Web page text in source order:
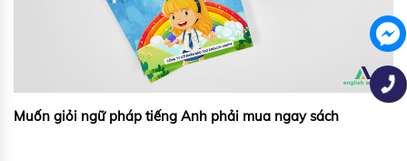
Muốn giỏi ngữ pháp tiếng Anh phải mua ngay sách